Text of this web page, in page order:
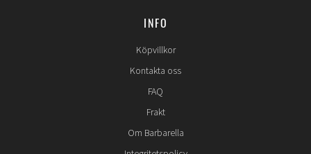
INFO
Köpvillkor
Kontakta oss
FAQ
Frakt
Om Barbarella